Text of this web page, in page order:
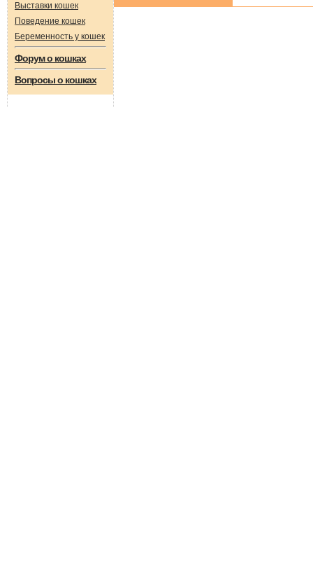
Выставки кошек
Поведение кошек
Беременность у кошек
Форум о кошках
Вопросы о кошках